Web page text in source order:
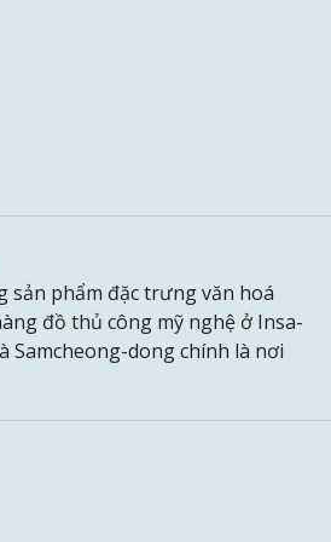
sản phẩm đặc trưng văn hoá
đồ thủ công mỹ nghệ ở Insa-
Samcheong-dong chính là nơi